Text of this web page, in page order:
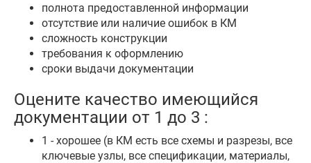
полнота предоставленной информации
отсутствие или наличие ошибок в КМ
сложность конструкции
требования к оформлению
сроки выдачи документации
Оцените качество имеющийся
документации от 1 до 3 :
1 - хорошее (в КМ есть все схемы и разрезы, все
ключевые узлы, все спецификации, материалы,